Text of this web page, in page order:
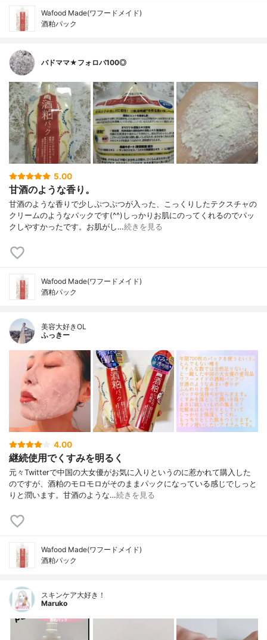
Wafood Made(ワフードメイド)
酒粕パック
バドママ★フォロバ100◎
5.00
甘酒のような香り。
甘酒のような香りで少しぷつぷつが入った、こっくりしたテクスチャの
クリームのようなパックです(^^)しっかりお肌にのってくれるのでパッ
クしやすかったです。お肌がし…続きを見る
Wafood Made(ワフードメイド)
酒粕パック
美容大好きOL
ふっきー
4.00
継続使用でくすみを明るく
元々Twitterで中国の大女優がお気に入りというのに惹かれて購入した
のですが、酒粕のモロモロがそのままパックになっている感じでしっと
りと潤います。甘酒のような…続きを見る
Wafood Made(ワフードメイド)
酒粕パック
スキンケア大好き！
Maruko